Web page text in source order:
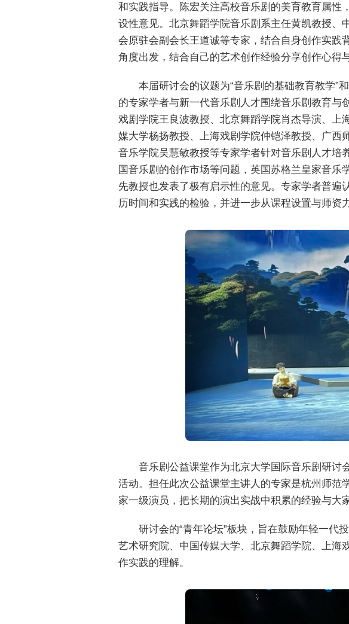
和实践指导。陈宏关注高校音乐剧的美育教育属性
设性意见。北京舞蹈学院音乐剧系主任黄凯教授
会原驻会副会长王道诚等专家，结合自身创作实践
角度出发，结合自己的艺术创作经验分享创作心得
本届研讨会的议题为“音乐剧的基础教育教学”
的专家学者与新一代音乐剧人才围绕音乐剧教育
戏剧学院王良波教授、北京舞蹈学院肖杰导演、
媒大学杨扬教授、上海戏剧学院仲铠泽教授、广
音乐学院吴慧敏教授等专家学者针对音乐剧人才培
国音乐剧的创作市场等问题，英国苏格兰皇家音乐
先教授也发表了极有启示性的意见。专家学者普
历时间和实践的检验，并进一步从课程设置与师资
音乐剧公益课堂作为北京大学国际音乐剧研讨
活动。担任此次公益课堂主讲人的专家是杭州师范
家一级演员，把长期的演出实战中积累的经验与大
研讨会的“青年论坛”板块，旨在鼓励年轻一代
艺术研究院、中国传媒大学、北京舞蹈学院、上海
作实践的理解。